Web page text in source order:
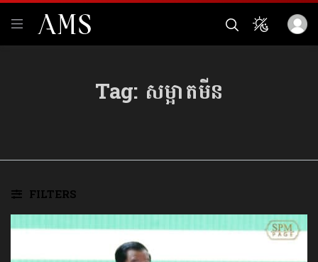
Tag: សម្អាតមីន
FILTERS